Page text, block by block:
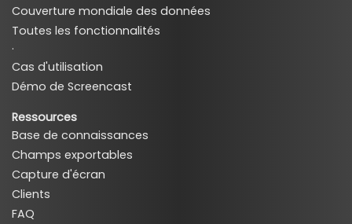
Couverture mondiale des données
Toutes les fonctionnalités
·
Cas d'utilisation
Démo de Screencast
Ressources
Base de connaissances
Champs exportables
Capture d'écran
Clients
FAQ